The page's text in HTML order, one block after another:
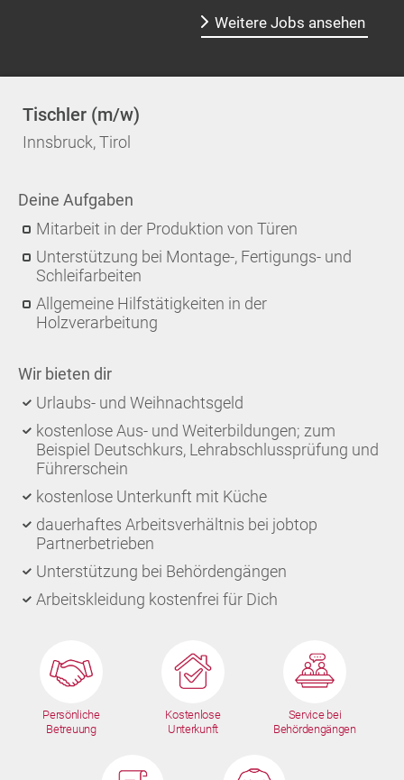
Weitere Jobs ansehen
Tischler (m/w)
Innsbruck, Tirol
Deine Aufgaben
Mitarbeit in der Produktion von Türen
Unterstützung bei Montage-, Fertigungs- und
Schleifarbeiten
Allgemeine Hilfstätigkeiten in der
Holzverarbeitung
Wir bieten dir
Urlaubs- und Weihnachtsgeld
kostenlose Aus- und Weiterbildungen; zum
Beispiel Deutschkurs, Lehrabschlussprüfung und
Führerschein
kostenlose Unterkunft mit Küche
dauerhaftes Arbeitsverhältnis bei jobtop
Partnerbetrieben
Unterstützung bei Behördengängen
Arbeitskleidung kostenfrei für Dich
Persönliche
Betreuung
Kostenlose
Unterkunft
Service bei
Behördengängen